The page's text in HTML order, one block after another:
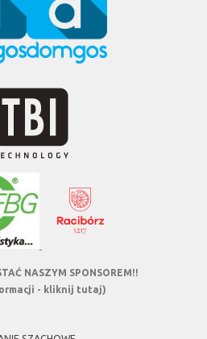
NASZYM SPONSOREM!!
- kliknij tutaj)